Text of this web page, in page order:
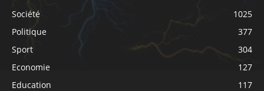
Société
1025
Politique
377
Sport
304
Economie
127
Education
117